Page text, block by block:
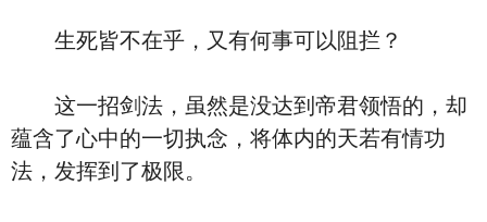
生死皆不在乎，又有何事可以阻拦？
这一招剑法，虽然是没达到帝君领悟的，却
蕴含了心中的一切执念，将体内的天若有情功
法，发挥到了极限。